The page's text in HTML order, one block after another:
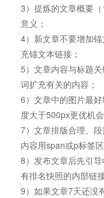
3）提炼的文章概要
意义；
4）新文章不要增加
充锚文本链接；
5）文章内容与标题
词扩充有关的内容；
6）文章中的图片最
度大于500px更优机
7）文章排版合理、
内容用span或p标签区
8）发布文章后先引
有排名快照的内部链
9）如果文章7天还没